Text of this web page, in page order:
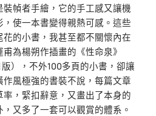
幀者手繪，它的手工感又讓機
使一本書變得親熱可感。這些
的小書，我甚至都不關懷內在
為楊朔作插畫的《性命泉》
版），不外100多頁的小書，卻讓
風極強的書裝不說，每篇文章
，緊扣辭意，又畫出了本身的
又多了一套可以觀賞的體系。